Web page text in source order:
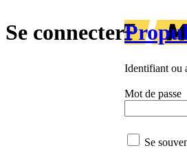
Se connecter
Identifiant ou
Mot de passe
Se